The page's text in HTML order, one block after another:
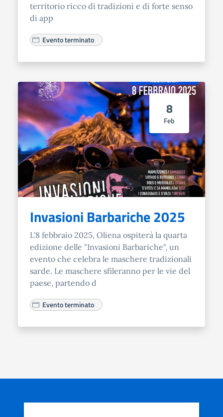
territorio ricco di tradizioni e di forte senso
di app
Evento terminato
8
Feb
Invasioni Barbariche 2025
L'8 febbraio 2025, Oliena ospiterà la quarta
edizione delle "Invasioni Barbariche", un
evento che celebra le maschere tradizionali
sarde. Le maschere sfileranno per le vie del
paese, partendo d
Evento terminato